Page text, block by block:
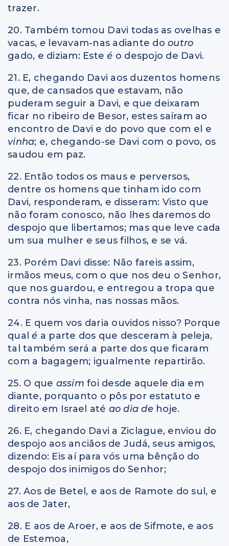
trazer.
20. Também tomou Davi todas as ovelhas e
vacas, e levavam-nas adiante do outro
gado, e diziam: Esteé o despojo de Davi.
21. E, chegando Davi aos duzentos homens
que, de cansados que estavam, não
puderam seguir a Davi, e que deixaram
ficar no ribeiro de Besor, estes saíram ao
encontro de Davi e do povo que com el e
vinha; e, chegando-se Davi com o povo, os
saudou em paz.
22. Então todos os maus e perversos,
dentre os homens que tinham ido com
Davi, responderam, e disseram: Visto que
não foram conosco, não lhes daremos do
despojo que libertamos; mas que leve cada
um sua mulher e seus filhos, e se vá.
23. Porém Davi disse: Não fareis assim,
irmãos meus, com o que nos deu o Senhor,
que nos guardou, e entregou a tropa que
contra nós vinha, nas nossas mãos.
24. E quem vos daria ouvidos nisso? Porque
qualé a parte dos que desceram à peleja,
tal também será a parte dos que ficaram
com a bagagem; igualmente repartirão.
25. O que assim foi desde aquele dia em
diante, porquanto o pôs por estatuto e
direito em Israel até ao dia de hoje.
26. E, chegando Davi a Ziclague, enviou do
despojo aos anciãos de Judá, seus amigos,
dizendo: Eis aí para vós uma bênção do
despojo dos inimigos do Senhor;
27. Aos de Betel, e aos de Ramote do sul, e
aos de Jater,
28. E aos de Aroer, e aos de Sifmote, e aos
de Estemoa,